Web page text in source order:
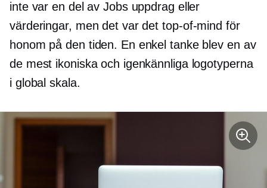
inte var en del av Jobs uppdrag eller
värderingar, men det var dettop-of-mind för
honom på den tiden. En enkel tanke blev en av
de mest ikoniska och igenkännliga logotyperna
i global skala.